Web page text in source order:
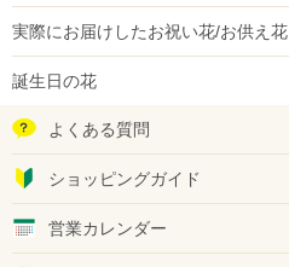
実際にお届けしたお祝い花/お供え花
誕生日の花
よくある質問
ショッピングガイド
営業カレンダー